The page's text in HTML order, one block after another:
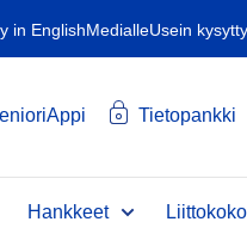
in EnglishMedialleUsein
Tietopankki
Hankkeet